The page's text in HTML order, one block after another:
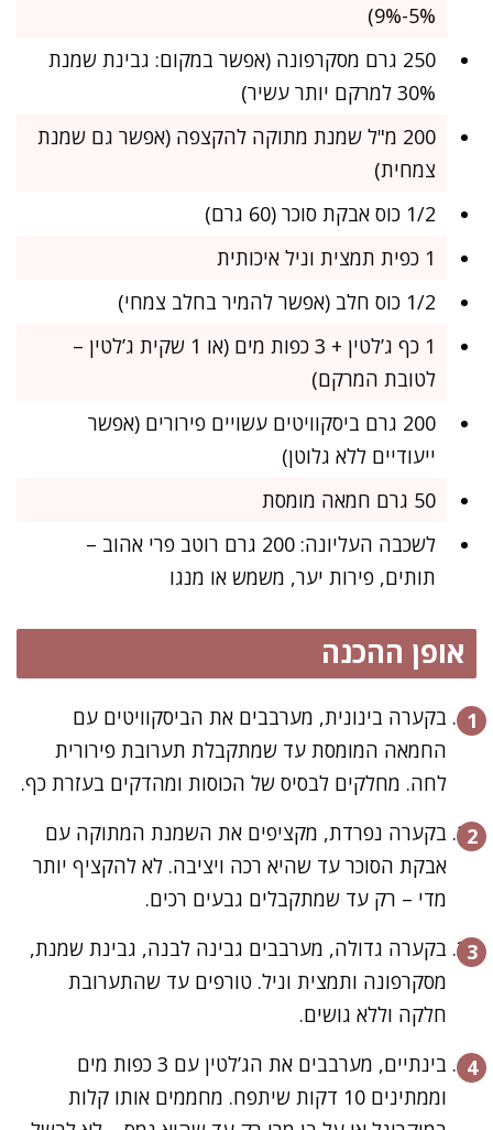
5%-9%)
250 גרם מסקרפונה (אפשר במקום: גבינת שמנת
30% למרקם יותר עשיר)
200 מ"ל שמנת מתוקה להקצפה (אפשר גם שמנת
צמחית)
1/2 כוס אבקת סוכר (60 גרם)
1 כפית תמצית וניל איכותית
1/2 כוס חלב (אפשר להמיר בחלב צמחי)
1 כף ג’לטין + 3 כפות מים (או 1 שקית ג’לטין –
לטובת המרקם)
200 גרם ביסקוויטים עשויים פירורים (אפשר
ייעודיים ללא גלוטן)
50 גרם חמאה מומסת
לשכבה העליונה: 200 גרם רוטב פרי אהוב –
תותים, פירות יער, משמש או מנגו
אופן ההכנה
בקערה בינונית, מערבבים את הביסקוויטים עם
החמאה המומסת עד שמתקבלת תערובת פירורית
לחה. מחלקים לבסיס של הכוסות ומהדקים בעזרת כף.
בקערה נפרדת, מקציפים את השמנת המתוקה עם
אבקת הסוכר עד שהיא רכה ויציבה. לא להקציף יותר
מדי – רק עד שמתקבלים גבעים רכים.
בקערה גדולה, מערבבים גבינה לבנה, גבינת שמנת,
מסקרפונה ותמצית וניל. טורפים עד שהתערובת
חלקה וללא גושים.
בינתיים, מערבבים את הג’לטין עם 3 כפות מים
וממתינים 10 דקות שיתפח. מחממים אותו קלות